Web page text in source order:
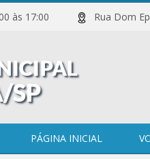
às 17:00 Rua Dom
PÁGINA INICIAL